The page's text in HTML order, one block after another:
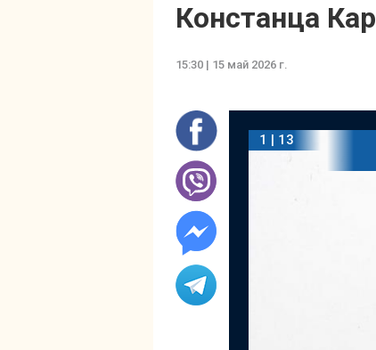
Констанца
15:30 | 15 май 2026 г.
1 | 13